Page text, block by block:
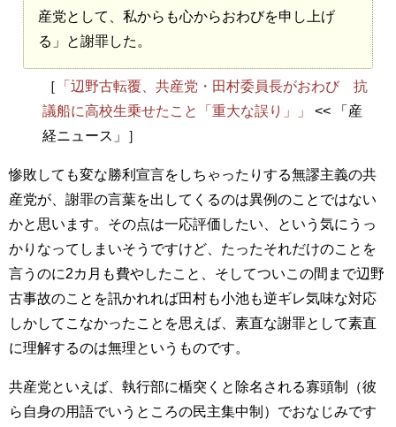
産党として、私からも心からおわびを申し上げ
る」と謝罪した。
［
「辺野古転覆、共産党・田村委員長がおわび 抗
議船に高校生乗せたこと「重大な誤り」」
<< 「産
経ニュース」］
惨敗しても変な勝利宣言をしちゃったりする無謬主義の共
産党が、謝罪の言葉を出してくるのは異例のことではない
かと思います。その点は一応評価したい、という気にうっ
かりなってしまいそうですけど、たったそれだけのことを
言うのに2カ月も費やしたこと、そしてついこの間まで辺野
古事故のことを訊かれれば田村も小池も逆ギレ気味な対応
しかしてこなかったことを思えば、素直な謝罪として素直
に理解するのは無理というものです。
共産党といえば、執行部に楯突くと除名される寡頭制（彼
ら自身の用語でいうところの民主集中制）でおなじみです